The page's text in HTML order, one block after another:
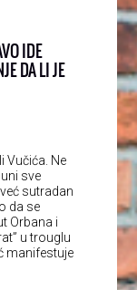
IDE
DA LI JE
Vučića. Ne
sve
sutradan
da se
Orbana i
u trouglu
manifestuje